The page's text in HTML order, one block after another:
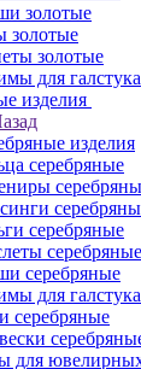
золотые
золотые
золотые
для галстука
изделия
изделия
серебряные
серебряные
серебряные
серебряные
для
серебряные